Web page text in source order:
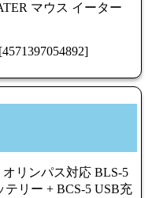
マウス イーター
オリンパス対応 BLS-5
テリー + BCS-5 USB充